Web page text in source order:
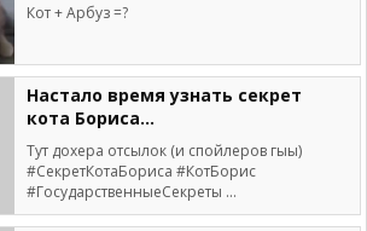
Кот + Арбуз =?
Настало время узнать секрет
кота Бориса...
Тут дохера отсылок (и спойлеров гыы)
#СекретКотаБориса #КотБорис
#ГосударственныеСекреты ...